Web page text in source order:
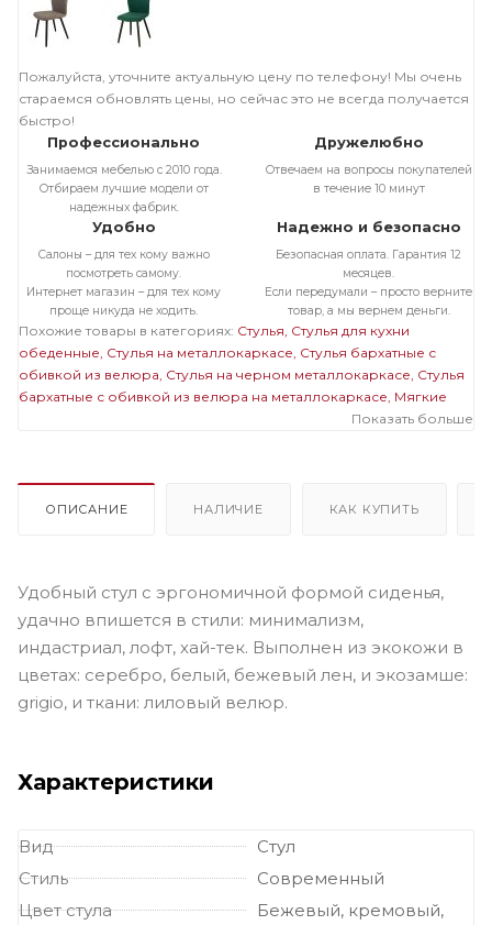
Пожалуйста, уточните актуальную цену по телефону! Мы очень
стараемся обновлять цены, но сейчас это не всегда получается
быстро!
Профессионально
Занимаемся мебелью с 2010 года.
Отбираем лучшие модели от
надежных фабрик.
Дружелюбно
Отвечаем на вопросы покупателей
в течение 10 минут
Удобно
Салоны – для тех кому важно
посмотреть самому.
Интернет магазин – для тех кому
проще никуда не ходить.
Надежно и безопасно
Безопасная оплата. Гарантия 12
месяцев.
Если передумали – просто верните
товар, а мы вернем деньги.
Похожие товары в категориях: Стулья Стулья для кухни
обеденные Стулья на металлокаркасе Стулья бархатные с
обивкой из велюра Стулья на черном металлокаркасе Стулья
бархатные с обивкой из велюра на металлокаркасе Мягкие
Мягкие стулья на
Велюровые светлые стулья
Показать больше
ОПИСАНИЕ НАЛИЧИЕ КАК КУПИТЬ
Удобный стул с эргономичной формой сиденья,
удачно впишется в стили: минимализм,
индастриал, лофт, хай-тек. Выполнен из экокожи в
цветах: серебро, белый, бежевый лен, и экозамше:
grigio, и ткани: лиловый велюр.
Характеристики
Вид
Стул
Стиль
Современный
Цвет стула
Бежевый, кремовый,